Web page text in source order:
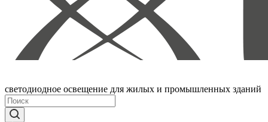
светодиодное освещение для жилых и промышленных зданий